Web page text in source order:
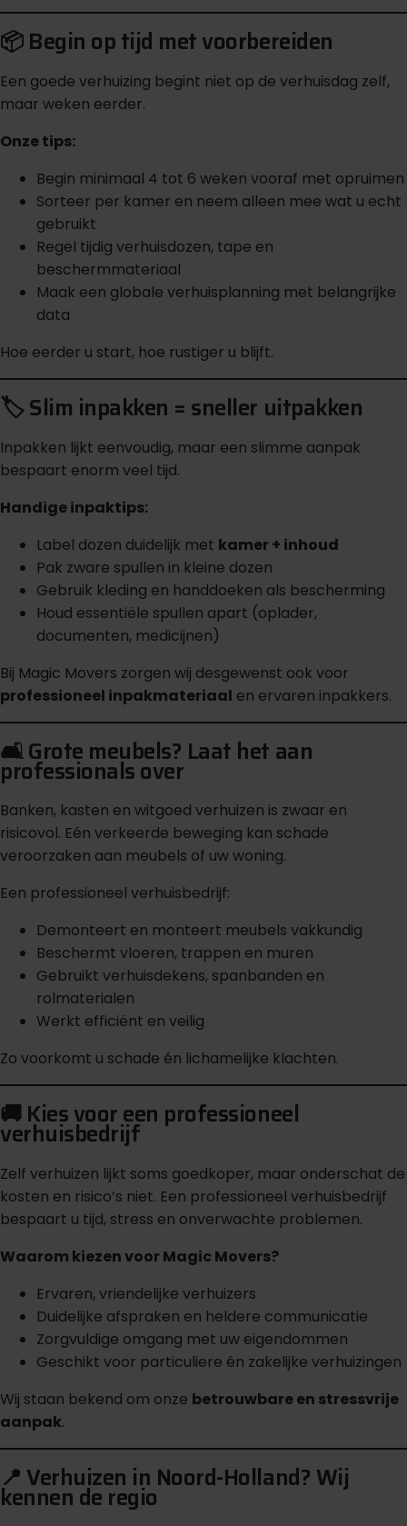
📦 Begin op tijd met voorbereiden
Een goede verhuizing begint niet op de verhuisdag zelf,
maar weken eerder.
Onze tips:
Begin minimaal 4 tot 6 weken vooraf met opruimen
Sorteer per kamer en neem alleen mee wat u echt
gebruikt
Regel tijdig verhuisdozen, tape en
beschermmateriaal
Maak een globale verhuisplanning met belangrijke
data
Hoe eerder u start, hoe rustiger u blijft.
🏷️ Slim inpakken = sneller uitpakken
Inpakken lijkt eenvoudig, maar een slimme aanpak
bespaart enorm veel tijd.
Handige inpaktips:
Label dozen duidelijk met kamer + inhoud
Pak zware spullen in kleine dozen
Gebruik kleding en handdoeken als bescherming
Houd essentiële spullen apart (oplader,
documenten, medicijnen)
Bij Magic Movers zorgen wij desgewenst ook voor
professioneel inpakmateriaal en ervaren inpakkers.
🛋️ Grote meubels? Laat het aan
professionals over
Banken, kasten en witgoed verhuizen is zwaar en
risicovol. Eén verkeerde beweging kan schade
veroorzaken aan meubels of uw woning.
Een professioneel verhuisbedrijf:
Demonteert en monteert meubels vakkundig
Beschermt vloeren, trappen en muren
Gebruikt verhuisdekens, spanbanden en
rolmaterialen
Werkt efficiënt en veilig
Zo voorkomt u schade én lichamelijke klachten.
🚚 Kies voor een professioneel
verhuisbedrijf
Zelf verhuizen lijkt soms goedkoper, maar onderschat de
kosten en risico’s niet. Een professioneel verhuisbedrijf
bespaart u tijd, stress en onverwachte problemen.
Waarom kiezen voor Magic Movers?
Ervaren, vriendelijke verhuizers
Duidelijke afspraken en heldere communicatie
Zorgvuldige omgang met uw eigendommen
Geschikt voor particuliere én zakelijke verhuizingen
Wij staan bekend om onze betrouwbare en stressvrije
aanpak.
📍 Verhuizen in Noord-Holland? Wij
kennen de regio